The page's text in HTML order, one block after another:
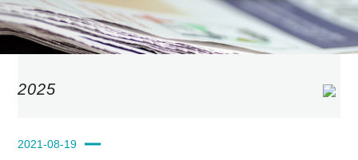
SCROLL
2025 2024
2021-08-19